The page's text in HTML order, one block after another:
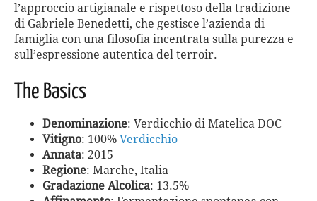
l’approccio artigianale e rispettoso della tradizione
di Gabriele Benedetti, che gestisce l’azienda di
famiglia con una filosofia incentrata sulla purezza e
sull’espressione autentica del terroir.
The Basics
Denominazione: Verdicchio di Matelica DOC
Vitigno: 100% Verdicchio
Annata: 2015
Regione: Marche, Italia
Gradazione Alcolica: 13.5%